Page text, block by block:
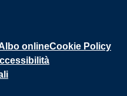
onlineCookie Policy